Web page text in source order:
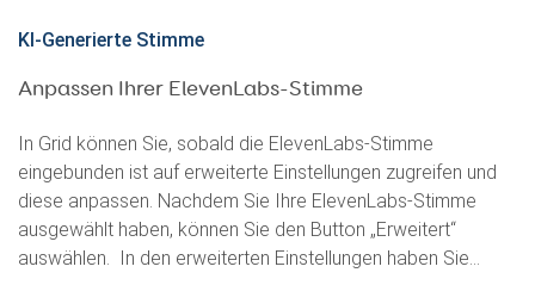
KI-Generierte Stimme
Anpassen Ihrer ElevenLabs-Stimme
In Grid können Sie, sobald die ElevenLabs-Stimme
eingebunden ist auf erweiterte Einstellungen zugreifen und
diese anpassen. Nachdem Sie Ihre ElevenLabs-Stimme
ausgewählt haben, können Sie den Button „Erweitert“
auswählen. In den erweiterten Einstellungen haben Sie...